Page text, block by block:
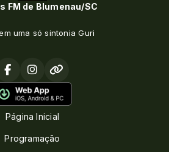
FM de Blumenau/SC
uma só sintonia Guri
Página Inicial
Programação